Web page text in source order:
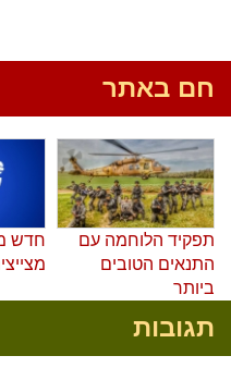
חם באתר
תפקיד הלוחמה עם
התנאים הטובים
ביותר
חדש
תגובות